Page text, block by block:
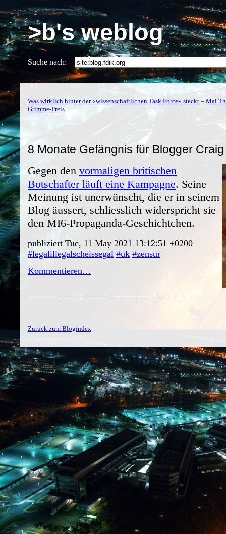
>b's weblog
Suche nach:
Was wirklich hinter der «wissenschaftlichen Task Force» steckt – Mai
Grimme-Preis
8 Monate Gefängnis für Blogger
Gegen den vormaligen britischen
Botschafter läuft eine Kampagne. Seine
Meinung ist unerwünscht, die er in seinem
Blog äussert, schliesslich widerspricht sie
den MI6-Propaganda-Geschichtchen.
publiziert Tue, 11 May 2021 13:12:51 +0200
#legalillegalscheissegal #uk #zensur
Kommentieren…
Zurück zum Blogindex